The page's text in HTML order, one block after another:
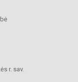
r. sav.